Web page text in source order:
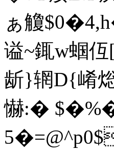
ぁ觼$
谥~銸w蝈
龂}辋D{崤
懗:�